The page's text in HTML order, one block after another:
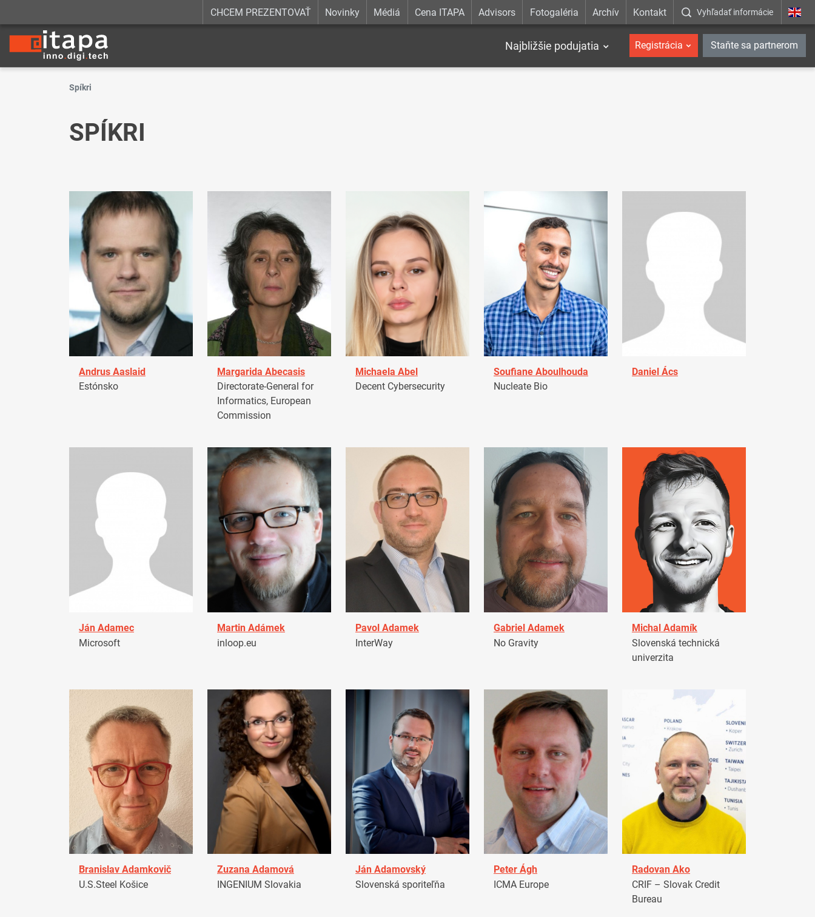
CHCEM PREZENTOVAŤ Novinky Médiá Cena ITAPA Advisors Fotogaléria Archív Kontakt Vyhľadať informácie
Najbližšie podujatia Registrácia Staňte sa partnerom
Spíkri
SPÍKRI
Andrus Aaslaid
Estónsko
Margarida Abecasis
Directorate-General for
Informatics, European
Commission
Michaela Abel
Decent Cybersecurity
Soufiane Aboulhouda
Nucleate Bio
Daniel Ács
Ján Adamec
Microsoft
Martin Adámek
inloop.eu
Pavol Adamek
InterWay
Gabriel Adamek
No Gravity
Michal Adamík
Slovenská technická
univerzita
Branislav Adamkovič
U.S.Steel Košice
Zuzana Adamová
INGENIUM Slovakia
Ján Adamovský
Slovenská sporiteľňa
Peter Ágh
ICMA Europe
Radovan Ako
CRIF – Slovak Credit
Bureau